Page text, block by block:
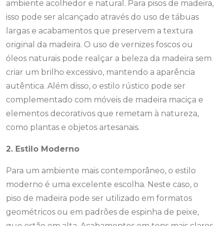
ambiente acolhedor e natural. Para pisos de madeira,
isso pode ser alcançado através do uso de tábuas
largas e acabamentos que preservem a textura
original da madeira. O uso de vernizes foscos ou
óleos naturais pode realçar a beleza da madeira sem
criar um brilho excessivo, mantendo a aparência
autêntica. Além disso, o estilo rústico pode ser
complementado com móveis de madeira maciça e
elementos decorativos que remetam à natureza,
como plantas e objetos artesanais.
2. Estilo Moderno
Para um ambiente mais contemporâneo, o estilo
moderno é uma excelente escolha. Neste caso, o
piso de madeira pode ser utilizado em formatos
geométricos ou em padrões de espinha de peixe,